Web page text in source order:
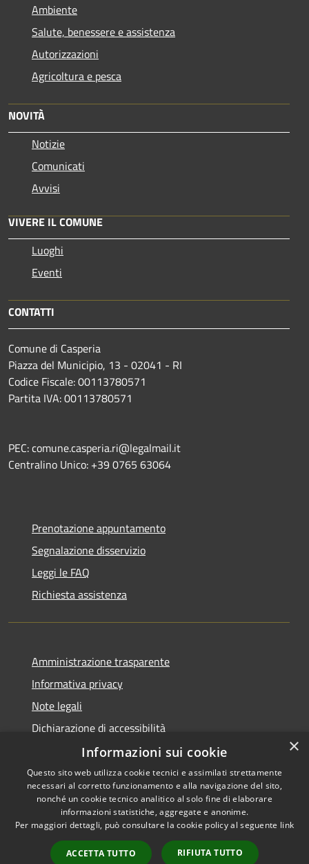
Ambiente
Salute, benessere e assistenza
Autorizzazioni
Agricoltura e pesca
NOVITÀ
Notizie
Comunicati
Avvisi
VIVERE IL COMUNE
Luoghi
Eventi
CONTATTI
Comune di Casperia
Piazza del Municipio, 13 - 02041 - RI
Codice Fiscale: 00113780571
Partita IVA: 00113780571
PEC: comune.casperia.ri@legalmail.it
Centralino Unico: +39 0765 63064
Prenotazione appuntamento
Segnalazione disservizio
Leggi le FAQ
Richiesta assistenza
Amministrazione trasparente
Informativa privacy
Note legali
Dichiarazione di accessibilità
Accessibilità
Privacy
Copyright © 2026 • Comune di
Casperia • Powered by
Municipium•Accesso
redazione
×
Informazioni sui cookie
Questo sito web utilizza cookie tecnici e assimilati strettamente
necessari al corretto funzionamento e alla navigazione del sito,
nonché un cookie tecnico analitico al solo fine di elaborare
informazioni statistiche, aggregate e anonime.
Per maggiori dettagli, può consultare la cookie policy al seguente link
ACCETTA TUTTO RIFIUTA TUTTO